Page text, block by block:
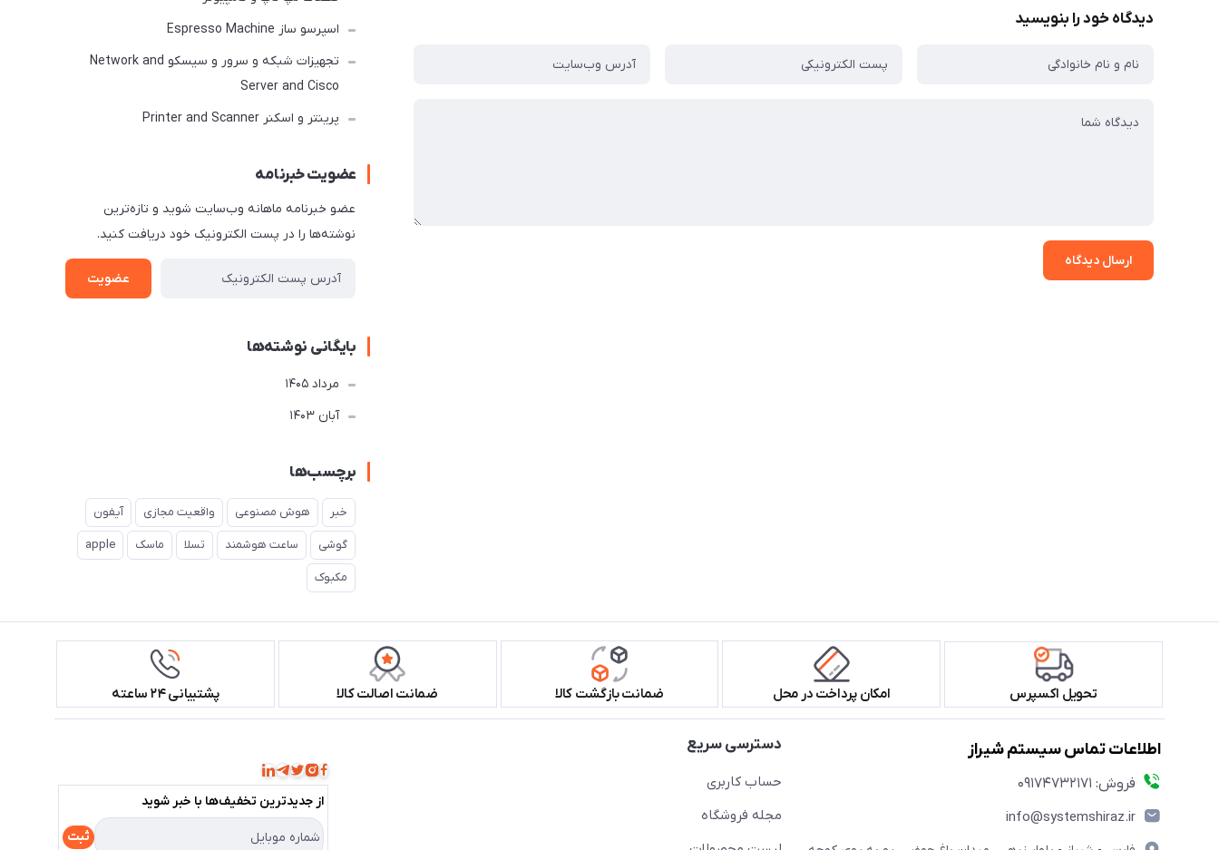
دیدگاه خود را بنویسید
ارسال دیدگاه
اسپرسو ساز Espresso Machine
تجهیزات شبکه و سرور و سیسکو Network and
Server and Cisco
پرینتر و اسکنر Printer and Scanner
عضویت خبرنامه
عضو خبرنامه ماهانه وب‌سایت شوید و تازه‌ترین
نوشته‌ها را در پست الکترونیک خود دریافت کنید.
عضویت
بایگانی نوشته‌ها
مرداد 1405
آبان 1403
برچسب‌ها
خبر هوش مصنوعی واقعیت مجازی آیفون
گوشی ساعت هوشمند تسلا ماسک apple
مکبوک
تحویل اکسپرس امکان پرداخت در محل ضمانت بازگشت کالا ضمانت اصالت کالا پشتیبانی ۲۴ ساعته
اطلاعات تماس سیستم شیراز
فروش: 09174732171
info@systemshiraz.ir
دسترسی سریع
حساب کاربری
مجله فروشگاه
از جدید‌ترین تخفیف‌ها با‌ خبر شوید
ثبت